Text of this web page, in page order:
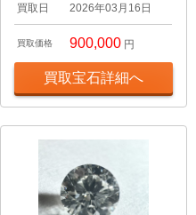
買取日 2026年03月16日
買取価格 900,000 円
買取宝石詳細へ